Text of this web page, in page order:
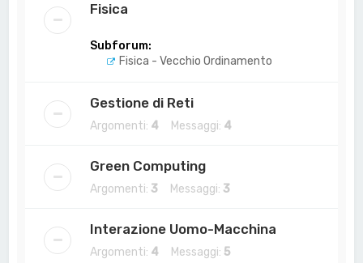
Fisica
Subforum:
Fisica - Vecchio Ordinamento
Gestione di Reti
Argomenti: 4 Messaggi: 4
Green Computing
Argomenti: 3 Messaggi: 3
Interazione Uomo-Macchina
Argomenti: 4 Messaggi: 5